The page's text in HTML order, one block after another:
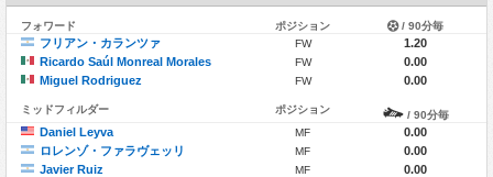
フォワード ポジション / 90分毎
フリアン・カランツァ FW
1.20
Ricardo Saúl Monreal Morales
FW
0.00
Miguel Rodriguez
FW 0.00
ミッドフィルダー ポジション / 90分毎
Daniel Leyva MF
0.00
ロレンゾ・ファラヴェッリ
MF
0.00
Javier Ruiz
MF
0.00